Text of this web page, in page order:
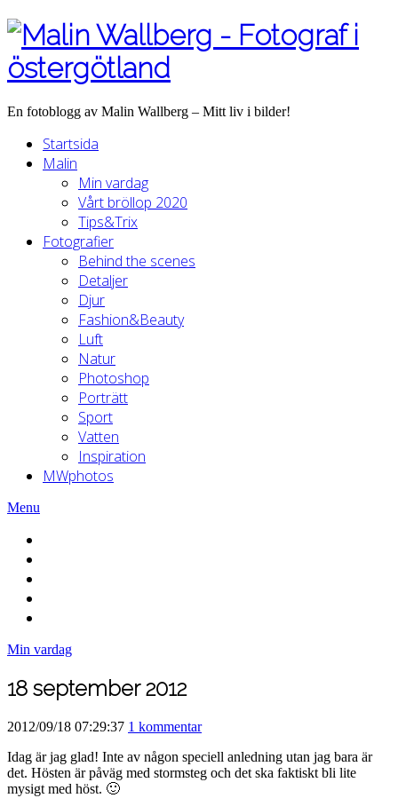
En fotoblogg av Malin Wallberg – Mitt liv i bilder!
Startsida
Malin
Min vardag
Vårt bröllop 2020
Tips&Trix
Fotografier
Behind the scenes
Detaljer
Djur
Fashion&Beauty
Luft
Natur
Photoshop
Porträtt
Sport
Vatten
Inspiration
MWphotos
Menu
Min vardag
18 september 2012
2012/09/18 07:29:37 1 kommentar
Idag är jag glad! Inte av någon speciell anledning utan jag bara är
det. Hösten är påväg med stormsteg och det ska faktiskt bli lite
mysigt med höst. 🙂